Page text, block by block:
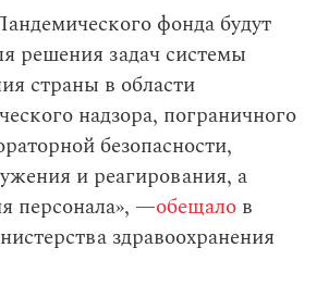
фонда будут
решения задач системы
страны в области
надзора, пограничного
безопасности,
и реагирования, а
персонала», —обещало в
здравоохранения